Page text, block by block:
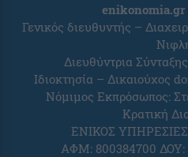
enikonomia.gr
Γενικός διευθυντής –
Διευθύντρια
Ιδιοκτησία – Δικαιούχος
Νόμιμος Εκπρόσωπος:
Κρατική
ΕΝΙΚΟΣ
ΑΦΜ: 800384700